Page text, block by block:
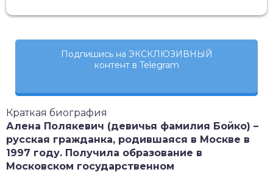
Подпишись на ЭКСКЛЮЗИВНЫЙ
контент в Telegram
Краткая биография
Алена Полякевич (девичья фамилия Бойко) –
русская гражданка, родившаяся в Москве в
1997 году. Получила образование в
Московском государственном